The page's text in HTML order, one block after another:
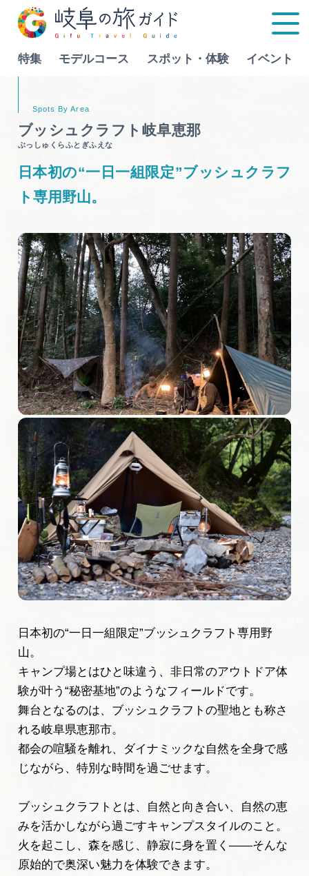
特集 モデルコース スポット・体験 イベント
モデルコース
スポット・体験
イベント
グルメ
旅の予約
アクセス
インフォメーション
ぎふ旅レポーター記事
早わかり岐阜
買い物・お土産
体験予約サイト「ＶＩＳＩＴ岐阜県」
岐阜県アウトドア観光キャンペーン
旅行会社・観光事業者の皆様へ
フォトライブラリー
動画ライブラリー
お問い合わせ
Language
行きたいリストを見る
ブッシュクラフト岐阜恵那
ぶっしゅくらふとぎふえな
日本初の“一日一組限定”ブッシュクラフ
ト専用野山。
日本初の“一日一組限定”ブッシュクラフト専用野
山。
キャンプ場とはひと味違う、非日常のアウトドア体
験が叶う“秘密基地”のようなフィールドです。
舞台となるのは、ブッシュクラフトの聖地とも称さ
れる岐阜県恵那市。
都会の喧騒を離れ、ダイナミックな自然を全身で感
じながら、特別な時間を過ごせます。
ブッシュクラフトとは、自然と向き合い、自然の恵
みを活かしながら過ごすキャンプスタイルのこと。
火を起こし、森を感じ、静寂に身を置く——そんな
原始的で奥深い魅力を体験できます。